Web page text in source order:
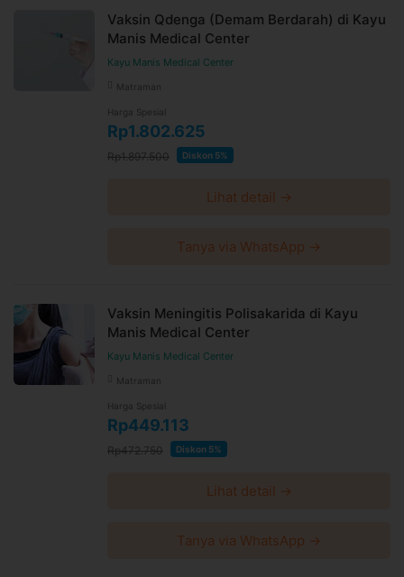
Vaksin Qdenga (Demam Berdarah) di Kayu
Manis Medical Center
Kayu Manis Medical Center
Matraman
Harga Spesial
Rp1.802.625
Rp1.897.500 Diskon 5%
Lihat detail →
Tanya via WhatsApp →
Vaksin Meningitis Polisakarida di Kayu
Manis Medical Center
Kayu Manis Medical Center
Matraman
Harga Spesial
Rp449.113
Rp472.750 Diskon 5%
Lihat detail →
Tanya via WhatsApp →